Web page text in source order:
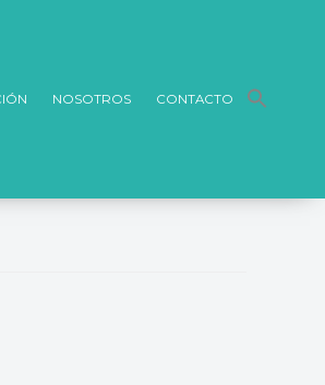
NOSOTROS CONTACTO